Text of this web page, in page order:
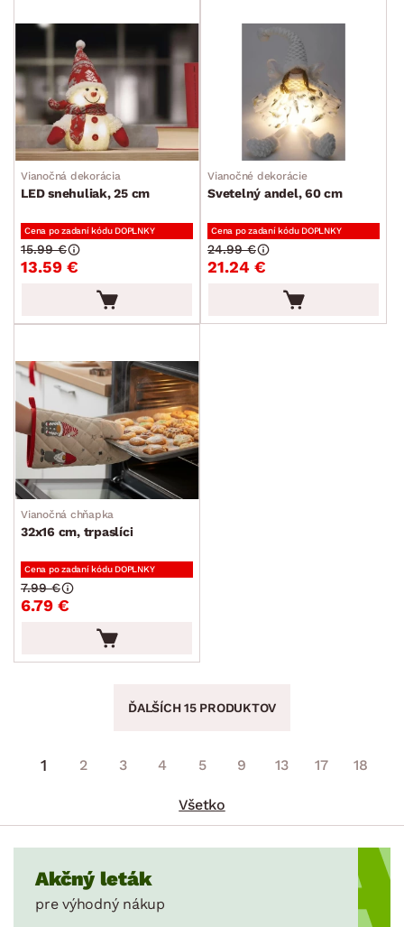
Vianočná dekorácia
LED snehuliak, 25 cm
Cena po zadaní kódu DOPLNKY
13.59 €
15.99 €
Vianočné dekorácie
Svetelný andel, 60 cm
Cena po zadaní kódu DOPLNKY
21.24 €
24.99 €
Vianočná chňapka
32x16 cm, trpaslíci
Cena po zadaní kódu DOPLNKY
6.79 €
7.99 €
ĎALŠÍCH 15 PRODUKTOV
1 2 3 4 5 9 13 17 18
Všetko
Akčný leták
pre výhodný nákup